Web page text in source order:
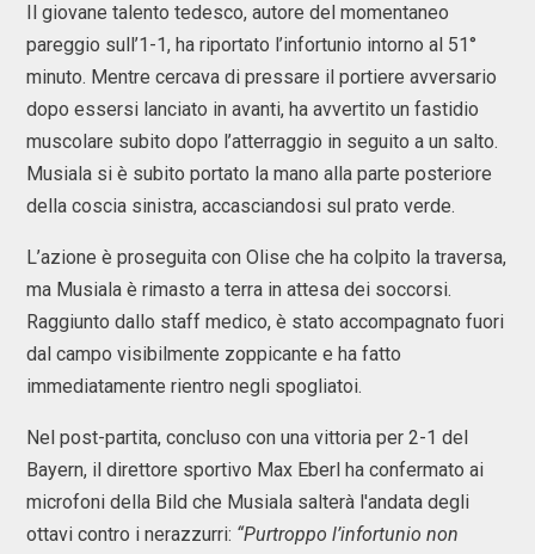
Il giovane talento tedesco, autore del momentaneo
pareggio sull’1-1, ha riportato l’infortunio intorno al 51°
minuto. Mentre cercava di pressare il portiere avversario
dopo essersi lanciato in avanti, ha avvertito un fastidio
muscolare subito dopo l’atterraggio in seguito a un salto.
Musiala si è subito portato la mano alla parte posteriore
della coscia sinistra, accasciandosi sul prato verde.
L’azione è proseguita con Olise che ha colpito la traversa,
ma Musiala è rimasto a terra in attesa dei soccorsi.
Raggiunto dallo staff medico, è stato accompagnato fuori
dal campo visibilmente zoppicante e ha fatto
immediatamente rientro negli spogliatoi.
Nel post-partita, concluso con una vittoria per 2-1 del
Bayern, il direttore sportivo Max Eberl ha confermato ai
microfoni della Bild che Musiala salterà l'andata degli
ottavi contro i nerazzurri: “Purtroppo l’infortunio non